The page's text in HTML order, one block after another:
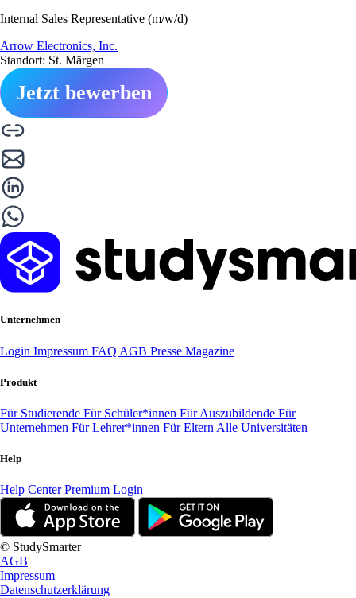
Internal Sales Representative (m/w/d)
Arrow Electronics, Inc.
Standort: St. Märgen
Jetzt bewerben
Unternehmen
Login Impressum FAQ AGB Presse Magazine
Produkt
Für Studierende Für Schüler*innen Für Auszubildende Für
Unternehmen Für Lehrer*innen Für Eltern Alle Universitäten
Help
Help CenterPremium Login
© StudySmarter
AGB
Impressum
Datenschutzerklärung